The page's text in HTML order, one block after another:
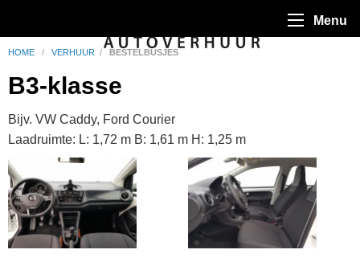
Menu
HOME / VERHUUR / BESTELBUSJES
B3-klasse
Bijv. VW Caddy, Ford Courier
Laadruimte: L: 1,72 m B: 1,61 m H: 1,25 m